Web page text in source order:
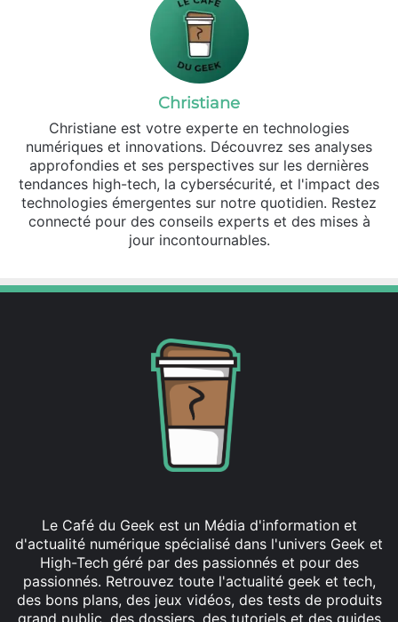
Christiane
Christiane est votre experte en technologies
numériques et innovations. Découvrez ses analyses
approfondies et ses perspectives sur les dernières
tendances high-tech, la cybersécurité, et l'impact des
technologies émergentes sur notre quotidien. Restez
connecté pour des conseils experts et des mises à
jour incontournables.
Le Café du Geek est un Média d'information et
d'actualité numérique spécialisé dans l'univers Geek et
High-Tech géré par des passionnés et pour des
passionnés. Retrouvez toute l'actualité geek et tech,
des bons plans, des jeux vidéos, des tests de produits
grand public, des dossiers, des tutoriels et des guides